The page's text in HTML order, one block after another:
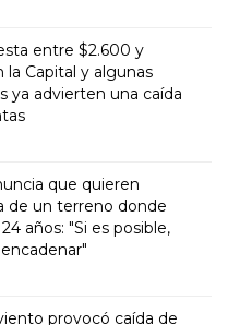
entre $2.600 y
la Capital y algunas
ya advierten una caída
que quieren
de un terreno donde
años: "Si es posible,
provocó caída de